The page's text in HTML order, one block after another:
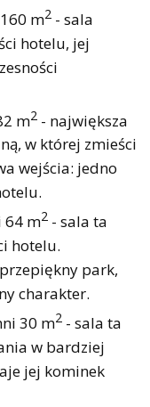
m2 - sala
hotelu, jej
m2 - największa
w której zmieści
wejścia: jedno
64 m2 - sala ta
hotelu.
park,
charakter.
30 m2 - sala ta
w bardziej
jej kominek